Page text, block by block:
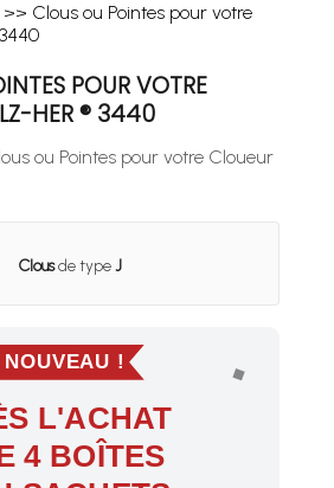
>> Clous ou Pointes pour votre
POUR VOTRE
HER ® 3440
ou Pointes pour votre Cloueur
Clousde typeJ
!
L'ACHAT
4 BOÎTES